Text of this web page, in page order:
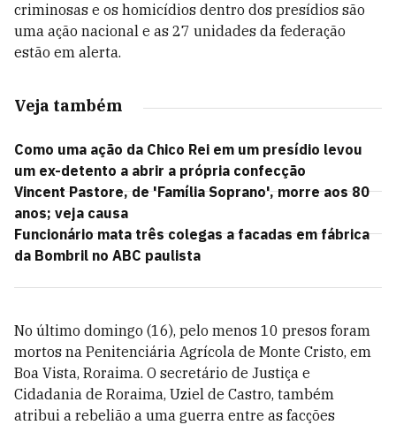
criminosas e os homicídios dentro dos presídios são
uma ação nacional e as 27 unidades da federação
estão em alerta.
Veja também
Como uma ação da Chico Rei em um presídio levou
um ex-detento a abrir a própria confecção
Vincent Pastore, de 'Família Soprano', morre aos 80
anos; veja causa
Funcionário mata três colegas a facadas em fábrica
da Bombril no ABC paulista
No último domingo (16), pelo menos 10 presos foram
mortos na Penitenciária Agrícola de Monte Cristo, em
Boa Vista, Roraima. O secretário de Justiça e
Cidadania de Roraima, Uziel de Castro, também
atribui a rebelião a uma guerra entre as facções